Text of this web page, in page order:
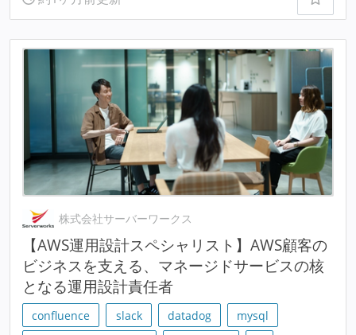
株式会社サーバーワークス
【AWS運用設計スペシャリスト】AWS顧客の
ビジネスを支える、マネージドサービスの核
となる運用設計責任者
confluence slack datadog
mysql